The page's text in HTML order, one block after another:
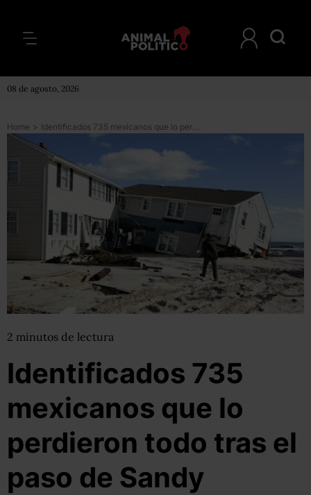
08 de agosto, 2026
Home > Identificados 735 mexicanos que lo perdieron todo tras el paso de Sandy
2 minutos de lectura
Identificados 735
mexicanos que lo
perdieron todo tras el
paso de Sandy